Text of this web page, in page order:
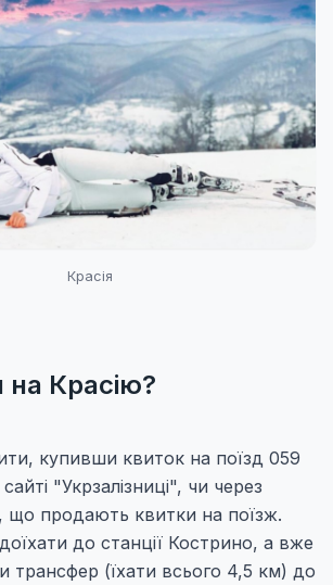
Красія
на Красію?
купивши квиток на поїзд 059
"Укрзалізниці", чи через
що продають квитки на поїзж.
до станції Кострино, а вже
трансфер (їхати всього 4,5 км) до